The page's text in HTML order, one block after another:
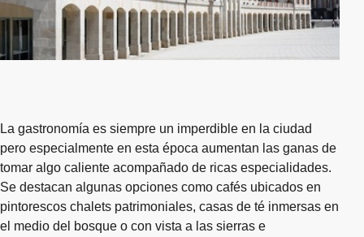
La gastronomía es siempre un imperdible en la ciudad
pero especialmente en esta época aumentan las ganas de
tomar algo caliente acompañado de ricas especialidades.
Se destacan algunas opciones como cafés ubicados en
pintorescos chalets patrimoniales, casas de té inmersas en
el medio del bosque o con vista a las sierras e